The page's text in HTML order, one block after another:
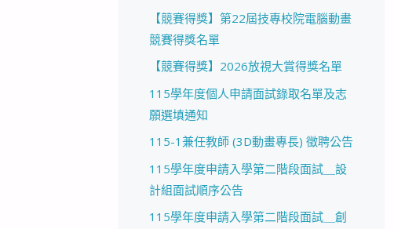
【競賽得獎】第22屆技專校院電腦動畫
競賽得獎名單
【競賽得獎】2026放視大賞得獎名單
115學年度個人申請面試錄取名單及志
願選填通知
115-1兼任教師 (3D動畫專長) 徵聘公告
115學年度申請入學第二階段面試＿設
計組面試順序公告
115學年度申請入學第二階段面試＿創